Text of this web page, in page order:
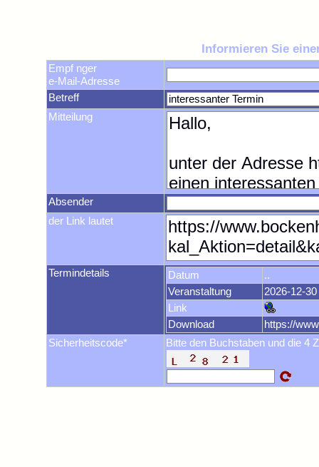
Informieren Sie
Empf nger
e-Mail-Adresse
Betreff
Mitteilung
Absender
der Link lautet
Termindetails Datum
..
Veranstaltung
2026-12-30
Link
Download
https://
Sicherheitscode*
Bitte den Buchstaben und die 4